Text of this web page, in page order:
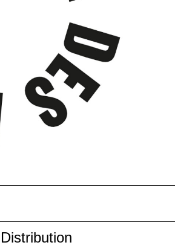
Distribution